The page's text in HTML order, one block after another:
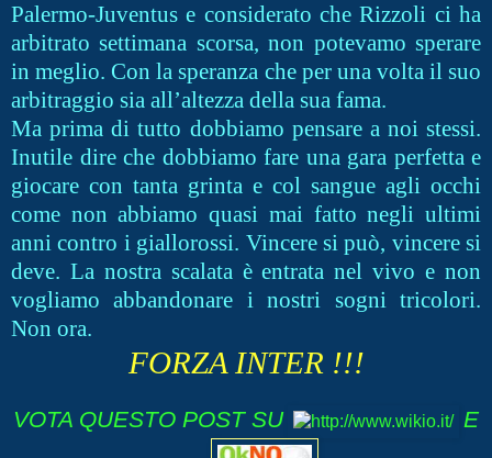
Palermo-Juventus e considerato che Rizzoli ci ha
arbitrato settimana scorsa, non potevamo sperare
in meglio. Con la speranza che per una volta il suo
arbitraggio sia all’altezza della sua fama.
Ma prima di tutto dobbiamo pensare a noi stessi.
Inutile dire che dobbiamo fare una gara perfetta e
giocare con tanta grinta e col sangue agli occhi
come non abbiamo quasi mai fatto negli ultimi
anni contro i giallorossi. Vincere si può, vincere si
deve. La nostra scalata è entrata nel vivo e non
vogliamo abbandonare i nostri sogni tricolori.
Non ora.
FORZA INTER !!!
VOTA QUESTO POST SU E